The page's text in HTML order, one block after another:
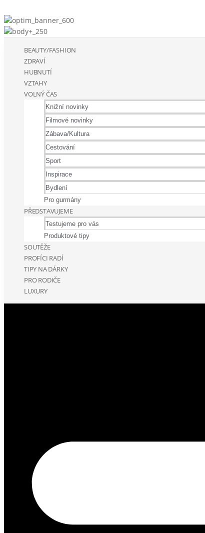
BEAUTY/FASHION
ZDRAVÍ
HUBNUTÍ
VZTAHY
VOLNÝ ČAS
Knižní novinky
Filmové novinky
Zábava/Kultura
Cestování
Sport
Inspirace
Bydlení
Pro gurmány
PŘEDSTAVUJEME
Testujeme pro vás
Produktové tipy
SOUTĚŽE
PROFÍCI RADÍ
TIPY NA DÁRKY
PRO RODIČE
LUXURY